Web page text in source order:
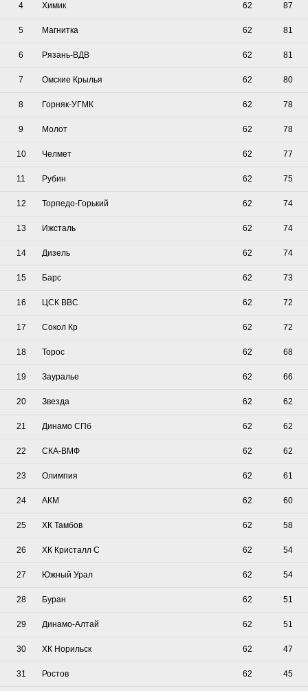
4 Химик 62 87
5 Магнитка 62 81
6 Рязань-ВДВ 62 81
7 Омские Крылья 62 80
8 Горняк-УГМК 62 78
9 Молот 62 78
10 Челмет 62 77
11 Рубин 62 75
12 Торпедо-Горький 62 74
13 Ижсталь 62 74
14 Дизель 62 74
15 Барс 62 73
16 ЦСК ВВС 62 72
17 Сокол Кр 62 72
18 Торос 62 68
19 Зауралье 62 66
20 Звезда 62 62
21 Динамо СПб 62 62
22 СКА-ВМФ 62 62
23 Олимпия 62 61
24 АКМ 62 60
25 ХК Тамбов 62 58
26 ХК Кристалл С 62 54
27 Южный Урал 62 54
28 Буран 62 51
29 Динамо-Алтай 62 51
30 ХК Норильск 62 47
31 Ростов 62 45